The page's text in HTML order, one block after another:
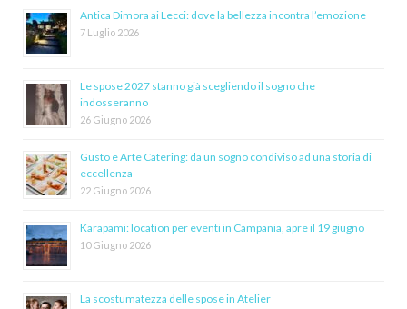
Antica Dimora ai Lecci: dove la bellezza incontra l’emozione
7 Luglio 2026
Le spose 2027 stanno già scegliendo il sogno che
indosseranno
26 Giugno 2026
Gusto e Arte Catering: da un sogno condiviso ad una storia di
eccellenza
22 Giugno 2026
Karapami: location per eventi in Campania, apre il 19 giugno
10 Giugno 2026
La scostumatezza delle spose in Atelier